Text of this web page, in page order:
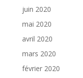
juin 2020
mai 2020
avril 2020
mars 2020
février 2020